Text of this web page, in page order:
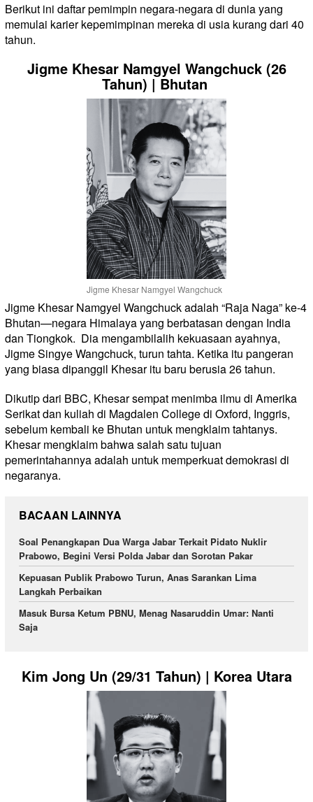
Berikut ini daftar pemimpin negara-negara di dunia yang
memulai karier kepemimpinan mereka di usia kurang dari 40
tahun.
Jigme Khesar Namgyel Wangchuck (26
Tahun) | Bhutan
Jigme Khesar Namgyel Wangchuck
Jigme Khesar Namgyel Wangchuck adalah “Raja Naga” ke-4
Bhutan—negara Himalaya yang berbatasan dengan India
dan Tiongkok. Dia mengambilalih kekuasaan ayahnya,
Jigme Singye Wangchuck, turun tahta. Ketika itu pangeran
yang biasa dipanggil Khesar itu baru berusia 26 tahun.
Dikutip dari BBC, Khesar sempat menimba ilmu di Amerika
Serikat dan kuliah di Magdalen College di Oxford, Inggris,
sebelum kembali ke Bhutan untuk mengklaim tahtanys.
Khesar mengklaim bahwa salah satu tujuan
pemerintahannya adalah untuk memperkuat demokrasi di
negaranya.
BACAAN LAINNYA
Soal Penangkapan Dua Warga Jabar Terkait Pidato Nuklir
Prabowo, Begini Versi Polda Jabar dan Sorotan Pakar
Kepuasan Publik Prabowo Turun, Anas Sarankan Lima
Langkah Perbaikan
Masuk Bursa Ketum PBNU, Menag Nasaruddin Umar: Nanti
Saja
Kim Jong Un (29/31 Tahun) | Korea Utara